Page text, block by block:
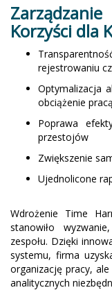
Korzyści dla
rejestrowaniu
Optymalizacja
obciążenie pracą
Poprawa
przestojów
Zwiększenie
Ujednolicone
Wdrożenie Time
stanowiło
zespołu. Dzięki
systemu, firma
organizację pracy,
analitycznych